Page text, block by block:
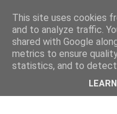
This site uses cookies
and to analyze traffic.
shared with Google
metrics to ensure
statistics, and to detect